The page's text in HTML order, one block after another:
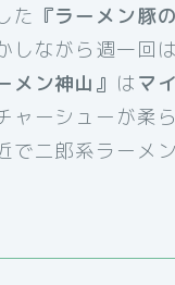
た 『ラーメン豚
ながら週一回
メン神山』 は マ
ーシューが柔
二郎系ラーメ